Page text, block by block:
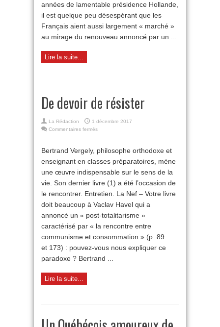
années de lamentable présidence Hollande,
il est quelque peu désespérant que les
Français aient aussi largement « marché »
au mirage du renouveau annoncé par un ...
Lire la suite...
De devoir de résister
La Rédaction
1 décembre 2017
Commentaires ferméssur
de
résister
Bertrand Vergely, philosophe orthodoxe et
enseignant en classes préparatoires, mène
une œuvre indispensable sur le sens de la
vie. Son dernier livre (1) a été l’occasion de
le rencontrer. Entretien. La Nef – Votre livre
doit beaucoup à Vaclav Havel qui a
annoncé un « post-totalitarisme »
caractérisé par « la rencontre entre
communisme et consommation » (p. 89
et 173) : pouvez-vous nous expliquer ce
paradoxe ? Bertrand ...
Lire la suite...